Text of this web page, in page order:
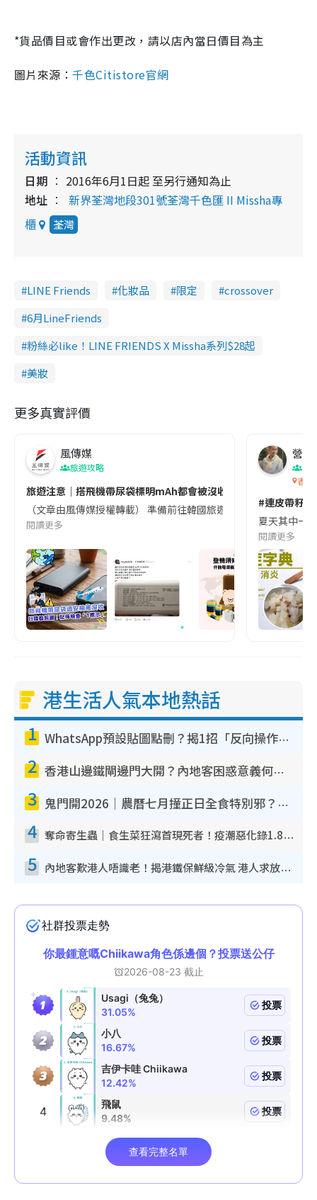
*貨品價目或會作出更改，請以店內當日價目為主
圖片來源：千色Citistore官網
活動資訊
日期
2016年6月1日起 至另行通知為止
地址
新界荃灣地段301號荃灣千色匯 II Missha專
櫃
荃灣
LINE Friends 化妝品 限定
crossover
6月LineFriends
粉絲必like！LINE FRIENDS X Missha系列$28起
美妝
更多真實評價
風傳媒
旅遊攻略
旅遊注意｜搭飛機帶尿袋標明mAh都會被沒收😱出發前切記檢查
（文章由風傳媒授權轉載） 準備前往韓國旅遊的民眾，近期要
閱讀更多
營養
香港
#連皮帶籽
夏天其中一
閱讀更多
港生活人氣本地熱話
1 WhatsApp預設貼圖點刪？揭1招「反向操作」還原簡潔介面 附3步實測教學
2 香港山邊鐵閘邊門大開？內地客困惑意義何在！網民神回覆：呢種叫法理性防禦
3 鬼門開2026｜農曆七月撞正日全食特別邪？專家警告切忌做一事！揭4大禁忌+2招保平安
4 奪命寄生蟲｜食生菜狂瀉首現死者！疫潮惡化錄1.8萬宗病例 揭洗菜3大謬誤
5 內地客歎港人唔識老！揭港鐵保鮮級冷氣 港人求放過：咪投訴